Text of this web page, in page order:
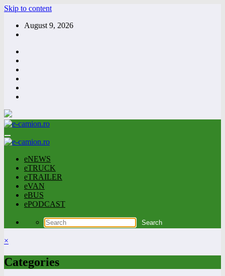
Skip to content
August 9, 2026
eNEWS
eTRUCK
eTRAILER
eVAN
eBUS
ePODCAST
×
Categories